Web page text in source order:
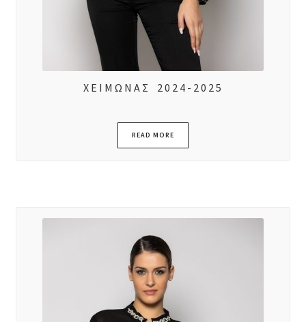
ΧΕΙΜΩΝΑΣ 2024-2025
READ MORE